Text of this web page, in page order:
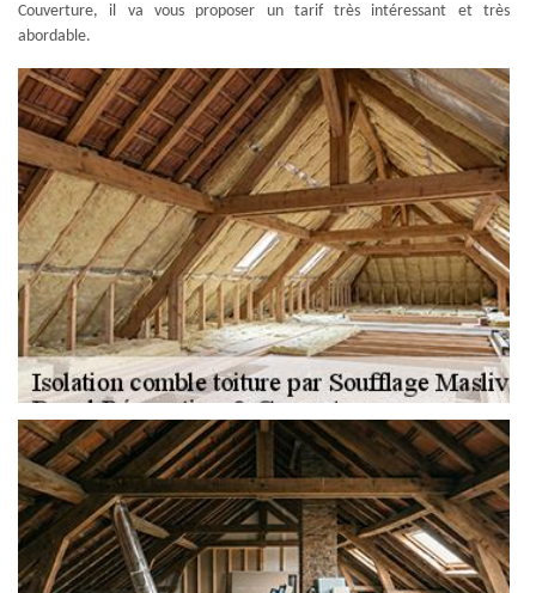
Couverture, il va vous proposer un tarif très intéressant et très
abordable.